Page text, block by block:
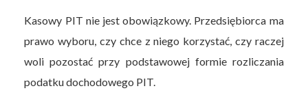
Kasowy PIT nie jest obowiązkowy. Przedsiębiorca ma
prawo wyboru, czy chce z niego korzystać, czy raczej
woli pozostać przy podstawowej formie rozliczania
podatku dochodowego PIT.